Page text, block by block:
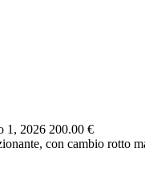
1, 2026 200.00 €
con cambio rotto